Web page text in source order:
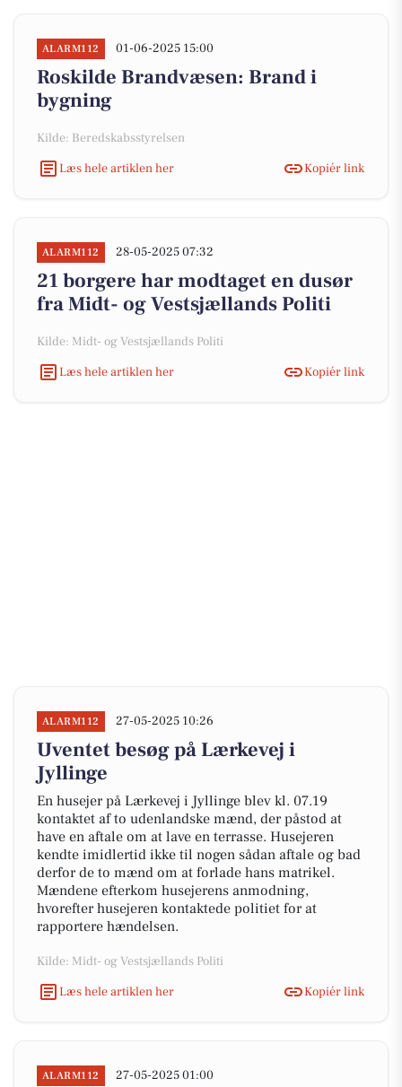
ALARM112 01-06-2025 15:00
Roskilde Brandvæsen: Brand i
bygning
Kilde: Beredskabsstyrelsen
Læs hele artiklen her
Kopiér link
ALARM112 28-05-2025 07:32
21 borgere har modtaget en dusør
fra Midt- og Vestsjællands Politi
Kilde: Midt- og Vestsjællands Politi
Læs hele artiklen her
Kopiér link
ALARM112 27-05-2025 10:26
Uventet besøg på Lærkevej i
Jyllinge
En husejer på Lærkevej i Jyllinge blev kl. 07.19
kontaktet af to udenlandske mænd, der påstod at
have en aftale om at lave en terrasse. Husejeren
kendte imidlertid ikke til nogen sådan aftale og bad
derfor de to mænd om at forlade hans matrikel.
Mændene efterkom husejerens anmodning,
hvorefter husejeren kontaktede politiet for at
rapportere hændelsen.
Kilde: Midt- og Vestsjællands Politi
Læs hele artiklen her
Kopiér link
ALARM112 27-05-2025 01:00